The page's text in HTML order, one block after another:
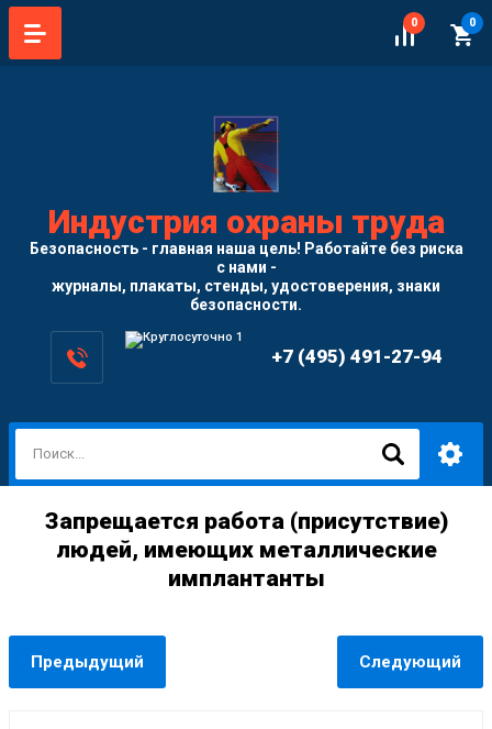
0 0
Индустрия охраны труда
Безопасность - главная наша цель! Работайте без риска
с нами -
журналы, плакаты, стенды, удостоверения, знаки
безопасности.
+7 (495) 491-27-94
Запрещается работа (присутствие)
людей, имеющих металлические
имплантанты
Предыдущий Следующий